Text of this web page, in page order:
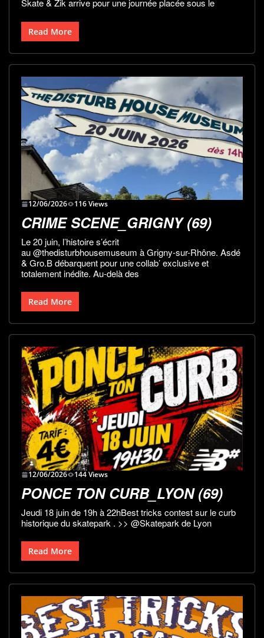
Skate & Zik arrive pour une journée placée sous le
Read More
12/06/2026 116 Views
CRIME SCENE_GRIGNY (69)
Le 20 juin, l’histoire s’écrit
au @thedisturbhousemuseum à Grigny-sur-Rhône. Asdé
& Gro.B débarquent pour une collab’ exclusive et
totalement inédite. Au-delà des
Read More
12/06/2026 144 Views
PONCE TON CURB_LYON (69)
Jeudi 18 juin de 19h à 22hBest tricks contest sur le curb
historique du skatepark . >> @Skatepark de Lyon
Read More